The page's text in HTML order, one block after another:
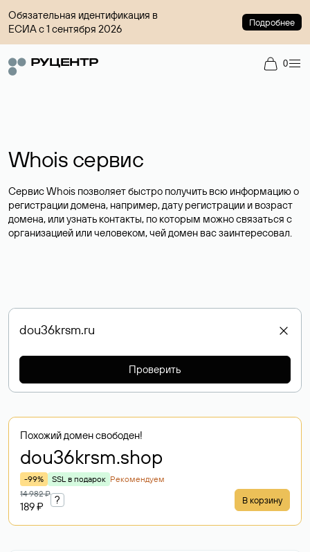
Обязательная идентификация в
ЕСИА с 1 сентября 2026
Подробнее
0
Whois сервис
Сервис Whois позволяет быстро получить всю информацию о
регистрации домена, например, дату регистрации и возраст
домена, или узнать контакты, по которым можно связаться с
организацией или человеком, чей домен вас заинтересовал.
Проверить
Похожий домен свободен!
dou36krsm.shop
-99% SSL в подарок Рекомендуем
14 982 ₽
189 ₽
? В корзину